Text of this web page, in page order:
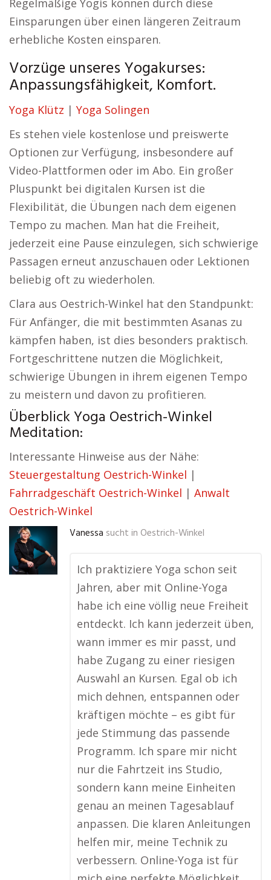
Regelmäßige Yogis können durch diese
Einsparungen über einen längeren Zeitraum
erhebliche Kosten einsparen.
Vorzüge unseres Yogakurses:
Anpassungsfähigkeit, Komfort.
Yoga Klütz | Yoga Solingen
Es stehen viele kostenlose und preiswerte
Optionen zur Verfügung, insbesondere auf
Video-Plattformen oder im Abo. Ein großer
Pluspunkt bei digitalen Kursen ist die
Flexibilität, die Übungen nach dem eigenen
Tempo zu machen. Man hat die Freiheit,
jederzeit eine Pause einzulegen, sich schwierige
Passagen erneut anzuschauen oder Lektionen
beliebig oft zu wiederholen.
Clara aus Oestrich-Winkel hat den Standpunkt:
Für Anfänger, die mit bestimmten Asanas zu
kämpfen haben, ist dies besonders praktisch.
Fortgeschrittene nutzen die Möglichkeit,
schwierige Übungen in ihrem eigenen Tempo
zu meistern und davon zu profitieren.
Überblick Yoga Oestrich-Winkel
Meditation:
Interessante Hinweise aus der Nähe:
Steuergestaltung Oestrich-Winkel |
Fahrradgeschäft Oestrich-Winkel | Anwalt
Oestrich-Winkel
Vanessa sucht in Oestrich-Winkel
Ich praktiziere Yoga schon seit
Jahren, aber mit Online-Yoga
habe ich eine völlig neue Freiheit
entdeckt. Ich kann jederzeit üben,
wann immer es mir passt, und
habe Zugang zu einer riesigen
Auswahl an Kursen. Egal ob ich
mich dehnen, entspannen oder
kräftigen möchte – es gibt für
jede Stimmung das passende
Programm. Ich spare mir nicht
nur die Fahrtzeit ins Studio,
sondern kann meine Einheiten
genau an meinen Tagesablauf
anpassen. Die klaren Anleitungen
helfen mir, meine Technik zu
verbessern. Online-Yoga ist für